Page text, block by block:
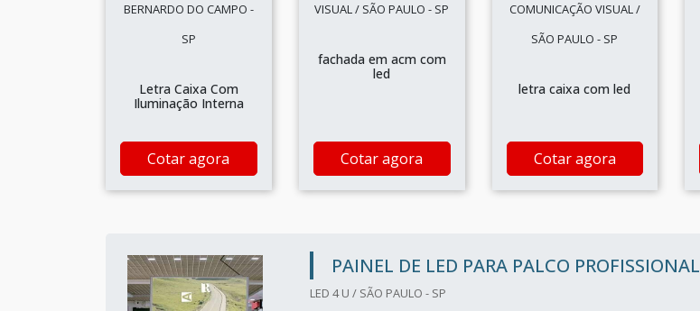
BERNARDO DO CAMPO -
SP
Letra Caixa Com
Iluminação Interna
Cotar agora
VISUAL / SÃO PAULO - SP
fachada em acm com
led
Cotar agora
COMUNICAÇÃO VISUAL /
SÃO PAULO - SP
letra caixa com led
Cotar agora
PAINEL DE LED PARA PALCO PROFISSIONAL
LED 4 U / SÃO PAULO - SP